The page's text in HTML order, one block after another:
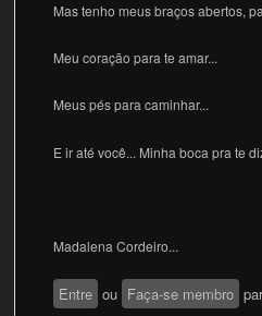
Mas tenho meus braços abertos,
Meu coração para te amar...
Meus pés para caminhar...
E ir até você... Minha boca pra te
Madalena Cordeiro...
Entre ou Faça-se membro